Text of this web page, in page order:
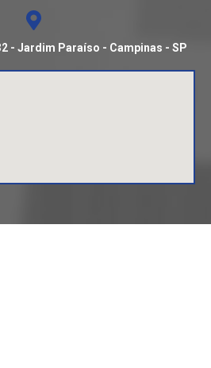
- Jardim Paraíso - Campinas - SP